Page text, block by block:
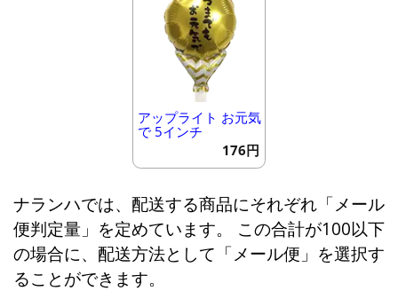
アップライト お元気
で 5インチ
176円
ナランハでは、配送する商品にそれぞれ「メール
便判定量」を定めています。 この合計が100以下
の場合に、配送方法として「メール便」を選択す
ることができます。